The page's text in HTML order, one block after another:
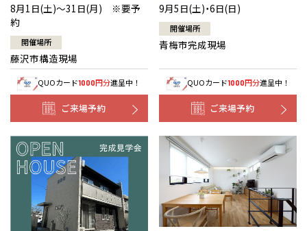
8月1日(土)～31日(月) ※要予
約
開催場所
藤沢市構造現場
QUOカード1000円分進呈中！
ご来場予約
9月5日(土)・6日(日)
開催場所
青梅市完成現場
QUOカード1000円分進呈中！
ご来場予約